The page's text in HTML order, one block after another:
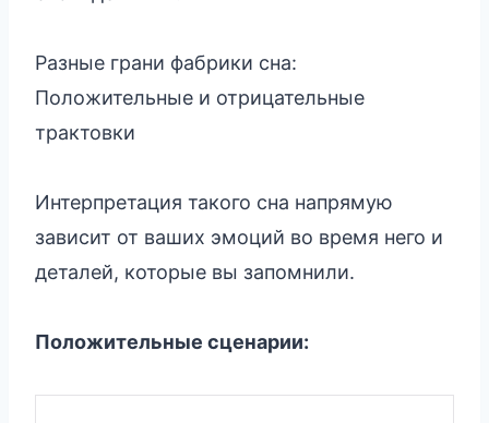
Разные грани фабрики сна:
Положительные и отрицательные
трактовки
Интерпретация такого сна напрямую
зависит от ваших эмоций во время него и
деталей, которые вы запомнили.
Положительные сценарии: